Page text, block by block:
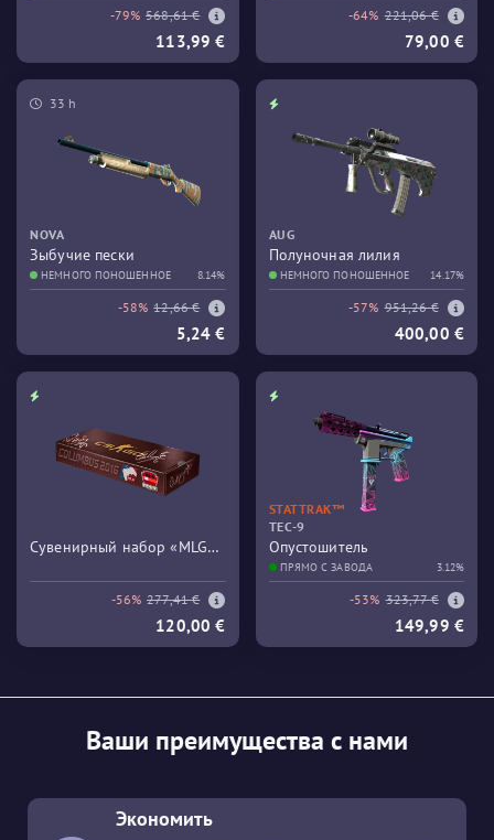
-79% 568,61 €
113,99 €
-64% 221,06 €
79,00 €
33 h
NOVA
Зыбучие пески
НЕМНОГО ПОНОШЕННОЕ 8.14%
-58% 12,66 €
5,24 €
AUG
Полуночная лилия
НЕМНОГО ПОНОШЕННОЕ 14.17%
-57% 951,26 €
400,00 €
Сувенирный набор «MLG
-56% 277,41 €
120,00 €
STATTRAK™
TEC-9
Опустошитель
ПРЯМО С ЗАВОДА 3.12%
-53% 323,77 €
149,99 €
Ваши преимущества с нами
Экономить